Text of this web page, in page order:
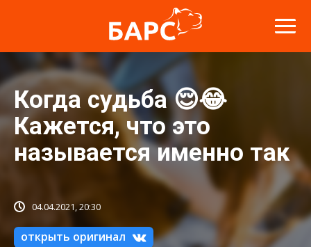
Когда судьба 😌😂
Кажется, что это
называется именно так
04.04.2021, 20:30
открыть оригинал